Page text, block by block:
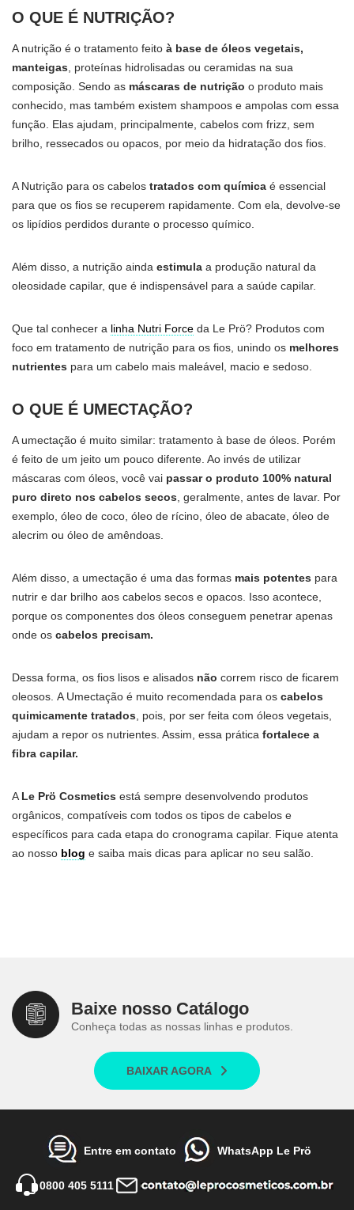
O QUE É NUTRIÇÃO?
A nutrição é o tratamento feito à base de óleos vegetais,
manteigas , proteínas hidrolisadas ou ceramidas na sua
composição. Sendo as máscaras de nutrição o produto mais
conhecido, mas também existem shampoos e ampolas com essa
função. Elas ajudam, principalmente, cabelos com frizz, sem
brilho, ressecados ou opacos, por meio da hidratação dos fios.
A Nutrição para os cabelos tratados com química é essencial
para que os fios se recuperem rapidamente. Com ela, devolve-se
os lipídios perdidos durante o processo químico.
Além disso, a nutrição ainda estimula a produção natural da
oleosidade capilar, que é indispensável para a saúde capilar.
Que tal conhecer a linha Nutri Force da Le Prö? Produtos com
foco em tratamento de nutrição para os fios, unindo os melhores
nutrientes para um cabelo mais maleável, macio e sedoso.
O QUE É UMECTAÇÃO?
A umectação é muito similar: tratamento à base de óleos. Porém
é feito de um jeito um pouco diferente. Ao invés de utilizar
máscaras com óleos, você vai passar o produto 100% natural
puro direto nos cabelos secos , geralmente, antes de lavar. Por
exemplo, óleo de coco, óleo de rícino, óleo de abacate, óleo de
alecrim ou óleo de amêndoas.
Além disso, a umectação é uma das formas mais potentes para
nutrir e dar brilho aos cabelos secos e opacos. Isso acontece,
porque os componentes dos óleos conseguem penetrar apenas
onde os cabelos precisam.
Dessa forma, os fios lisos e alisados não correm risco de ficarem
oleosos. A Umectação é muito recomendada para os cabelos
quimicamente tratados , pois, por ser feita com óleos vegetais,
ajudam a repor os nutrientes. Assim, essa prática fortalece a
fibra capilar.
A Le Prö Cosmetics está sempre desenvolvendo produtos
orgânicos, compatíveis com todos os tipos de cabelos e
específicos para cada etapa do cronograma capilar. Fique atenta
ao nosso blog e saiba mais dicas para aplicar no seu salão.
Baixe nosso Catálogo
Conheça todas as nossas linhas e produtos.
BAIXAR AGORA
Entre em contato WhatsApp Le Prö
0800 405 5111